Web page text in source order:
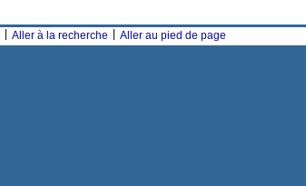
Aller à la recherche Aller au pied de page